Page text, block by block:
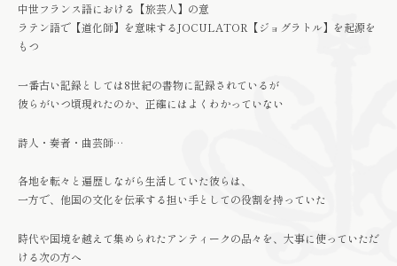
中世フランス語における【旅芸人】の意
ラテン語で【道化師】を意味するJOCULATOR【ジョグラトル】を起源を
もつ
一番古い記録としては8世紀の書物に記録されているが
彼らがいつ頃現れたのか、正確にはよくわかっていない
詩人・奏者・曲芸師…
各地を転々と遍歴しながら生活していた彼らは、
一方で、他国の文化を伝承する担い手としての役割を持っていた
時代や国境を越えて集められたアンティークの品々を、大事に使っていただ
ける次の方へ